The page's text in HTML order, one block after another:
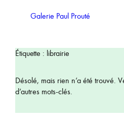
Galerie Paul Prouté
Étiquette : librairie
Désolé, mais rien n’a été trouvé.
d’autres mots-clés.